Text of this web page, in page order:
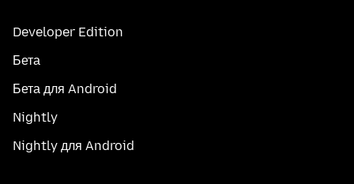
Developer Edition
Бета
Бета для Android
Nightly
Nightly для Android